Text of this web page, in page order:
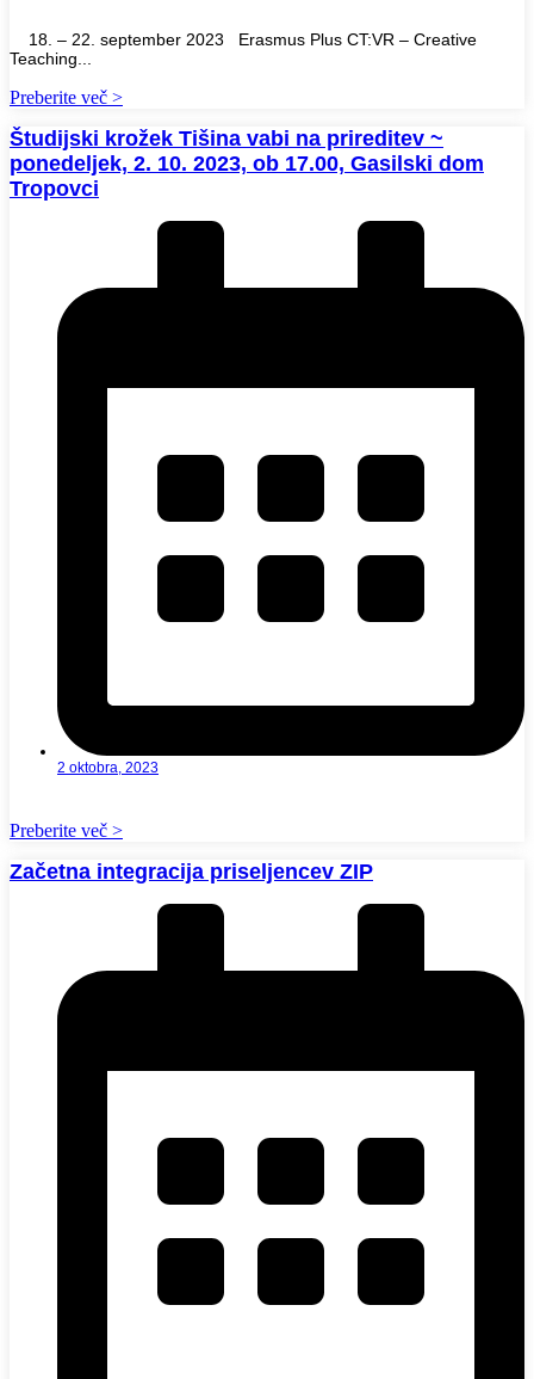
18. – 22. september 2023 Erasmus Plus CT:VR – Creative
Teaching...
Preberite več >
Študijski krožek Tišina vabi na prireditev ~
ponedeljek, 2. 10. 2023, ob 17.00, Gasilski dom
Tropovci
2 oktobra, 2023
Preberite več >
Začetna integracija priseljencev ZIP